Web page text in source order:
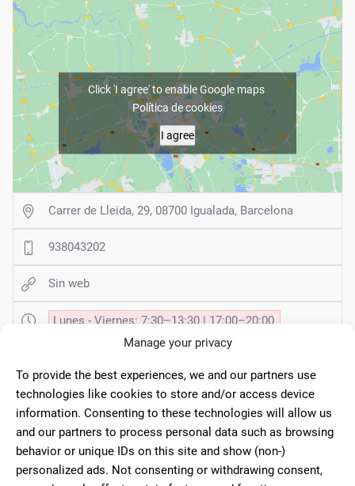
Manage your privacy
To provide the best experiences, we and our partners use
technologies like cookies to store and/or access device
information. Consenting to these technologies will allow us
and our partners to process personal data such as browsing
behavior or unique IDs on this site and show (non-)
personalized ads. Not consenting or withdrawing consent,
Click 'I agree' to enable Google maps
Política de cookies
I agree
Carrer de Lleida, 29, 08700 Igualada, Barcelona
938043202
Sin web
Lunes - Viernes: 7:30–13:30 | 17:00–20:00
Sábado - Domingo: 7:30–13:30
CERRADO
93 Comentarios